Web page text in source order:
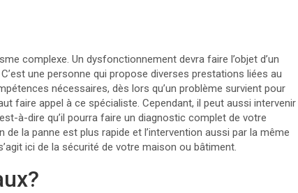
complexe. Un dysfonctionnement devra faire l’objet d’un
une personne qui propose diverses prestations liées au
nécessaires, dès lors qu’un problème survient pour
faire appel à ce spécialiste. Cependant, il peut aussi intervenir
à-dire qu’il pourra faire un diagnostic complet de votre
la panne est plus rapide et l’intervention aussi par la même
ici de la sécurité de votre maison ou bâtiment.